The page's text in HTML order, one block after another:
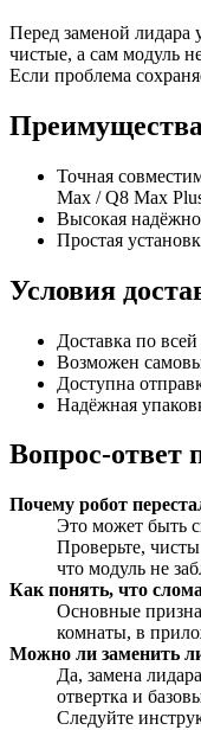
Перед заменой лидара
чистые, а сам модуль
Если проблема
Преимущества
Точная
Max / Q8 Max
Высокая
Простая
Условия
Доставка по
Возможен
Доступна
Надёжная
Вопрос-ответ
Почему робот
Это может быть
Проверьте,
что модуль не
Как понять, что
Основные
комнаты, в
Можно ли заменить
Да, замена
отвертка и
Следуйте